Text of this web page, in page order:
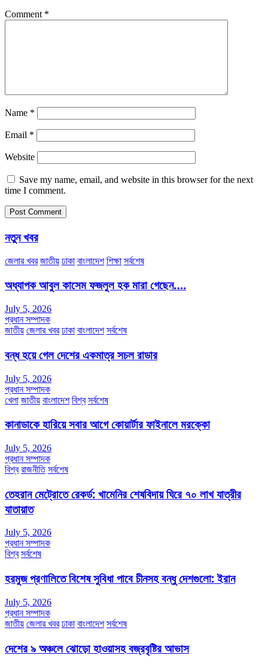
Comment *
Name *
Email *
Website
Save my name, email, and website in this browser for the next
time I comment.
নতুন খবর
জেলার খবর জাতীয় ঢাকা বাংলাদেশ শিক্ষা সর্বশেষ
অধ্যাপক আবুল কাসেম ফজলুল হক মারা গেছেন….
July 5, 2026
প্রধান সম্পাদক
জাতীয় জেলার খবর ঢাকা বাংলাদেশ সর্বশেষ
বন্ধ হয়ে গেল দেশের একমাত্র সচল রাডার
July 5, 2026
প্রধান সম্পাদক
খেলা জাতীয় বাংলাদেশ বিশ্ব সর্বশেষ
কানাডাকে হারিয়ে সবার আগে কোয়ার্টার ফাইনালে মরক্কো
July 5, 2026
প্রধান সম্পাদক
বিশ্ব রাজনীতি সর্বশেষ
তেহরান মেট্রোতে রেকর্ড: খামেনির শেষবিদায় ঘিরে ৭০ লাখ যাত্রীর
যাতায়াত
July 5, 2026
প্রধান সম্পাদক
বিশ্ব সর্বশেষ
হরমুজ প্রণালিতে বিশেষ সুবিধা পাবে চীনসহ বন্ধু দেশগুলো: ইরান
July 5, 2026
প্রধান সম্পাদক
জাতীয় জেলার খবর ঢাকা বাংলাদেশ সর্বশেষ
দেশের ৯ অঞ্চলে ঝোড়ো হাওয়াসহ বজ্রবৃষ্টির আভাস